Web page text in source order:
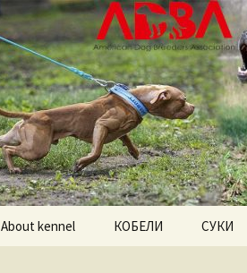
DOGNIK
American pitbull terrier
About kennel КОБЕЛИ СУКИ